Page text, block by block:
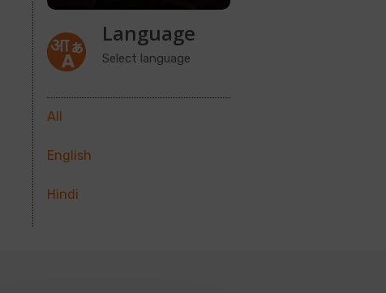
Language
Select language
All
English
Hindi